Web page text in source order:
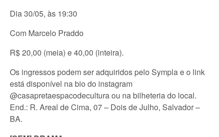
Dia 30/05, às 19:30
Com Marcelo Praddo
R$ 20,00 (meia) e 40,00 (inteira).
Os ingressos podem ser adquiridos pelo Sympla e o link
está disponível na bio do instagram
@casapretaespacodecultura ou na bilheteria do local.
End.: R. Areal de Cima, 07 – Dois de Julho, Salvador –
BA.